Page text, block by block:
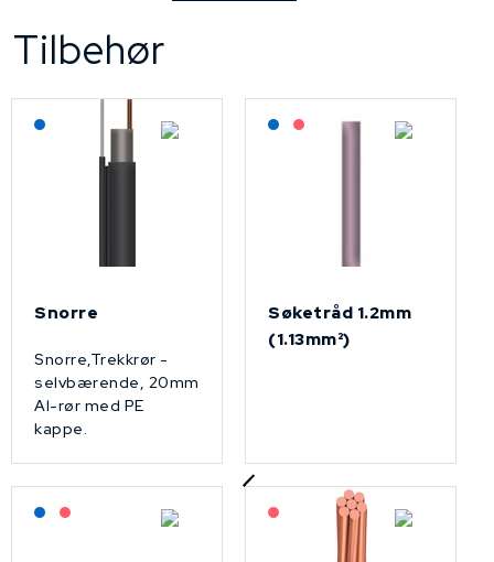
Tilbehør
Lagerført: NEK Kabel
Snorre
Snorre,Trekkrør -
selvbærende, 20mm
Al-rør med PE
kappe.
Lagerført: NEK Kabel
På forespørsel
Søketråd 1.2mm
(1.13mm²)
Lagerført: NEK Kabel
På forespørsel På forespørsel